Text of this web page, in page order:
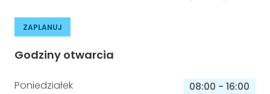
ZAPLANUJ
Godziny otwarcia
Poniedziałek 08:00 - 16:00